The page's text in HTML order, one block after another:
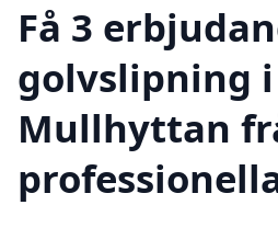
Få 3
golvslipning i
Mullhyttan